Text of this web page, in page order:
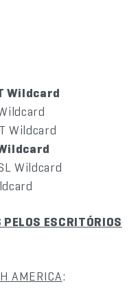
Wildcard
Wildcard
Wildcard
ESCRITÓRIOS
AMERICA: